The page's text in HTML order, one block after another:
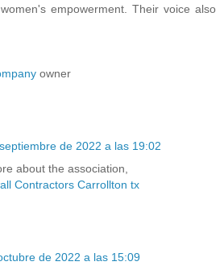
empowerment. Their voice also
owner
de 2022 a las 19:02
about the association,
Contractors Carrollton tx
de 2022 a las 15:09